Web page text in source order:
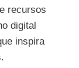
recursos
digital
inspira